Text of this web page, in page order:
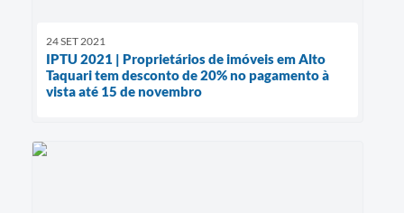
24 SET 2021
IPTU 2021 | Proprietários de imóveis em Alto
Taquari tem desconto de 20% no pagamento à
vista até 15 de novembro